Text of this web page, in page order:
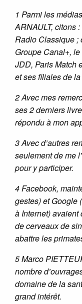
1 Parmi les
ARNAULT, citons
Radio Classique ;
Groupe Canal+,
JDD, Paris Match
et ses filiales de
2 Avec mes
ses 2 derniers
répondu à mon
3 Avec d’autres
seulement de me
pour y participer.
4 Facebook,
gestes) et Google
à Internet)
de cerveaux de
abattre les
5 Marco
nombre
domaine de la
grand intérêt.